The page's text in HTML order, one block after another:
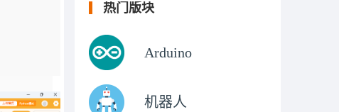
热门版块
Arduino
机器人